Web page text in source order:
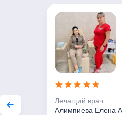
Лечащий врач:
Алимпиева Елена